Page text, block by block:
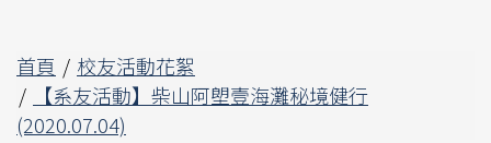
首頁
校友活動花絮
【系友活動】柴山阿塱壹海灘秘境健行
(2020.07.04)